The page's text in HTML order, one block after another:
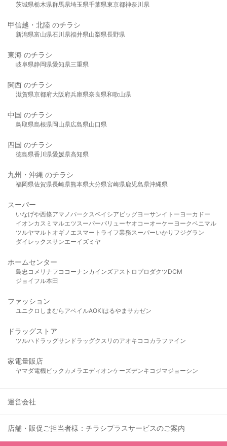
茨城県栃木県群馬県埼玉県千葉県東京都神奈川県
甲信越・北陸 のチラシ
新潟県富山県石川県福井県山梨県長野県
東海 のチラシ
岐阜県静岡県愛知県三重県
関西 のチラシ
滋賀県京都府大阪府兵庫県奈良県和歌山県
中国 のチラシ
鳥取県島根県岡山県広島県山口県
四国 のチラシ
徳島県香川県愛媛県高知県
九州・沖縄 のチラシ
福岡県佐賀県長崎県熊本県大分県宮崎県鹿児島県沖縄県
スーパー
いなげや西條アマノパークスベイシア ビッグヨーサンイトーヨーカドー
イオンカスミ マルエツスーパーバリューヤオコーオーケー ヨークベニマル
ツルヤマルト オギノ エスマート ライフ業務スーパーいかり フジグラン
ダイレックスサンエーイズミヤ
ホームセンター
島忠 コメリ ナフコ コーナンカインズアストロプロダクツDCM
ジョイフル本田
ファッション
ユニクロ しまむら アベイルAOKIはるやま サカゼン
ドラッグストア
ツルハドラッグサンドラッグクスリのアオキ ココカラファイン
家電量販店
ヤマダ電機ビックカメラ エディオンケーズデンキ コジマジョーシン
運営会社
店舗・販促ご担当者様：チラシプラスサービスのご案内